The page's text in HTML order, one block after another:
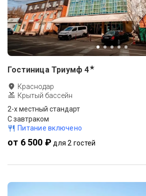
Гостиница Триумф 4★
Краснодар
Крытый бассейн
2-x местный стандарт
С завтраком
Питание включено
от 6 500 ₽ для 2 гостей